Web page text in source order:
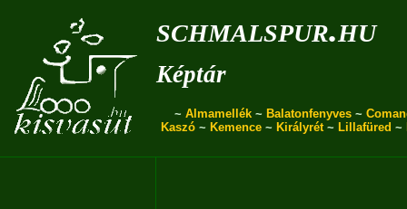
schmalspur.hu
Képtár
~ Almamellék ~ Balatonfenyves ~
Kaszó~ Kemence~ Királyrét~ Lillafüred ~